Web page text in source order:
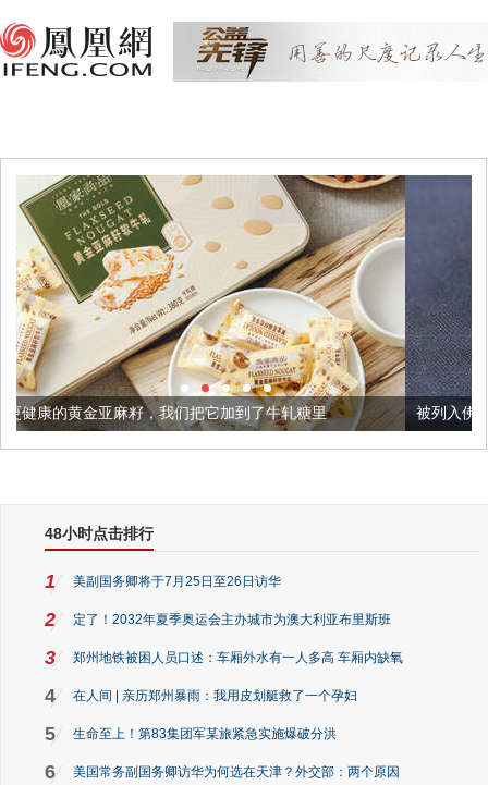
我们把它加到了牛轧糖里 被列入佛家七宝的它到底有多
48小时点击排行
1 美副国务卿将于7月25日至26日访华
2 定了！2032年夏季奥运会主办城市为澳大利亚布里斯班
3 郑州地铁被困人员口述：车厢外水有一人多高 车厢内缺氧
4 在人间 | 亲历郑州暴雨：我用皮划艇救了一个孕妇
5 生命至上！第83集团军某旅紧急实施爆破分洪
6 美国常务副国务卿访华为何选在天津？外交部：两个原因